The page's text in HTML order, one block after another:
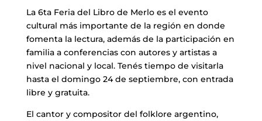
La 6ta Feria del Libro de Merlo es el evento
cultural más importante de la región en donde
fomenta la lectura, además de la participación en
familia a conferencias con autores y artistas a
nivel nacional y local. Tenés tiempo de visitarla
hasta el domingo 24 de septiembre, con entrada
libre y gratuita.
El cantor y compositor del folklore argentino,